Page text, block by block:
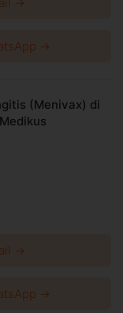
→
(Menivax) di
→
→